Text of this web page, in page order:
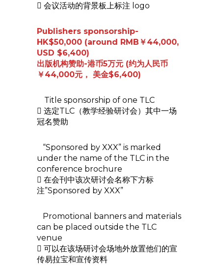
 会议活动的背景板上标注 logo
Publishers sponsorship-
HK$50,000 (around RMB￥44,000,
USD $6,400)
出版机构赞助-港币5万元 (约为人民币
￥44,000元， 美金$6,400)
Title sponsorship of one TLC
 选定TLC（教学经验研讨会）其中一场
冠名赞助
“Sponsored by XXX” is marked
under the name of the TLC in the
conference brochure
 在会刊中该次研讨会名称下方标
注”Sponsored by XXX”
Promotional banners and materials
can be placed outside the TLC
venue
 可以在该场研讨会场地外放置他们的宣
传易拉宝和宣传资料